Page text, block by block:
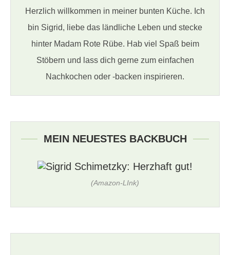
Herzlich willkommen in meiner bunten Küche. Ich
bin Sigrid, liebe das ländliche Leben und stecke
hinter Madam Rote Rübe. Hab viel Spaß beim
Stöbern und lass dich gerne zum einfachen
Nachkochen oder -backen inspirieren.
MEIN NEUESTES BACKBUCH
(Amazon-LInk)